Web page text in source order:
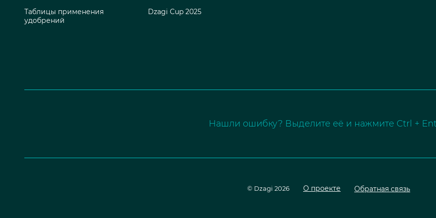
Таблицы применения
удобрений
Dzagi Cup 2025
Нашли ошибку? Выделите её и нажмите Ctrl +
© Dzagi 2026 О проекте Обратная связь